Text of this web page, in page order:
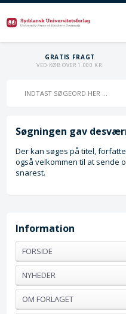
GRATIS FRAGT
VED KØB OVER 1.000 KR.
Søgningen gav
Der kan søges på titel,
også velkommen til at sende
snarest.
Information
FORSIDE
NYHEDER
OM FORLAGET